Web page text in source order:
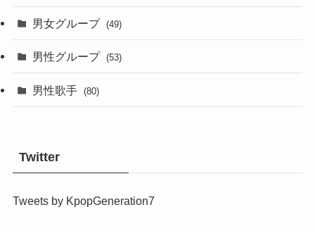
男女グループ (49)
男性グループ (53)
男性歌手 (80)
Twitter
Tweets by KpopGeneration7